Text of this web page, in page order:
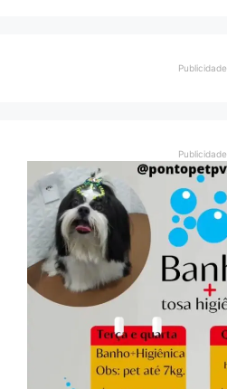
Publicidade
Publicidade